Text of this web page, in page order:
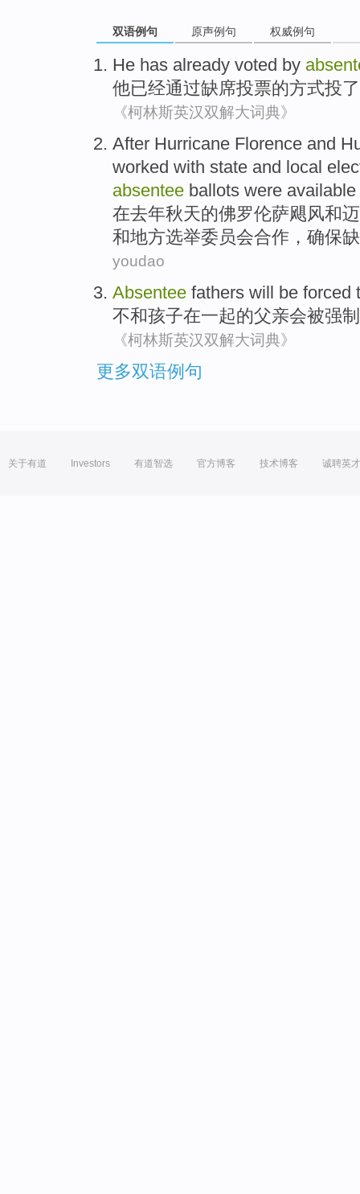
双语例句 原声例句 权威例句
He has already voted by
他已经通过缺席投票的方式投
《柯林斯英汉双解大词典》
After Hurricane Florence and
worked with state and local
absentee ballots were
在去年秋天的佛罗伦萨飓风和
和地方选举委员会合作， 确保
youdao
Absentee fathers will be forced
不和孩子在一起的父亲会被强制
《柯林斯英汉双解大词典》
更多双语例句
关于有道 Investors 有道智选 官方博客 技术博客 诚聘英才